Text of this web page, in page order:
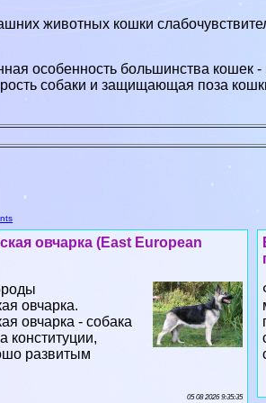
жи­вотных кошки
осо­бенность большинства кошек
собаки и защищающая поза
овчарка (East European
овчарка.
овчарка - собака
конституции,
развитым
05 08 2026 9:35:35